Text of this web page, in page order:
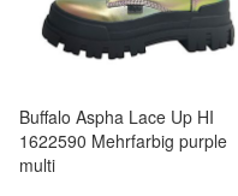
Buffalo Aspha Lace Up HI
1622590 Mehrfarbig purple
multi